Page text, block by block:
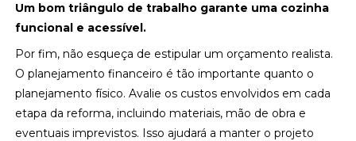
Um bom triângulo de trabalho garante uma cozinha
funcional e acessível.
Por fim, não esqueça de estipular um orçamento realista.
O planejamento financeiro é tão importante quanto o
planejamento físico. Avalie os custos envolvidos em cada
etapa da reforma, incluindo materiais, mão de obra e
eventuais imprevistos. Isso ajudará a manter o projeto